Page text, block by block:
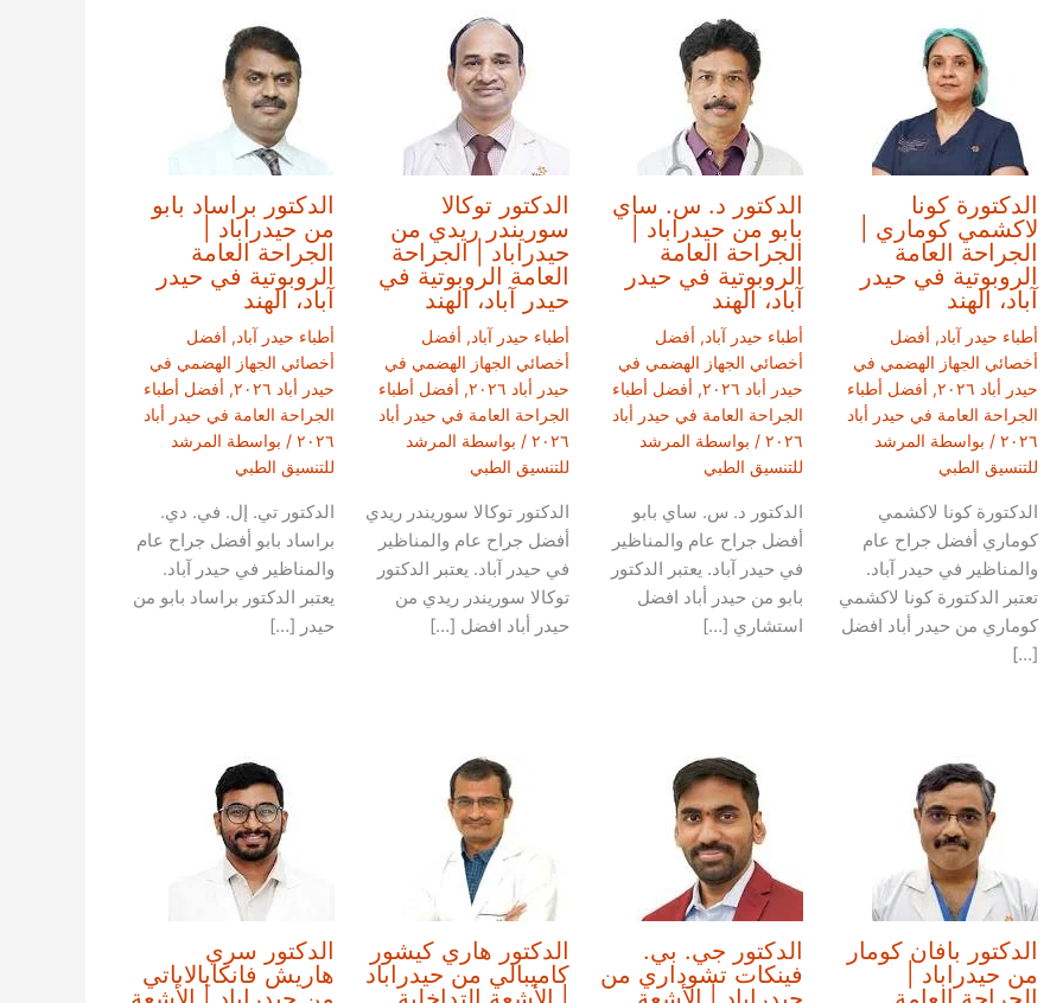
الدكتورة كونا
لاكشمي كوماري |
الجراحة العامة
الروبوتية في حيدر
آباد، الهند
أطباء حيدر آباد, أفضل
أخصائي الجهاز الهضمي في
حيدر أباد ٢٠٢٦
, أفضل أطباء
الجراحة العامة في حيدر أباد
٢٠٢٦ / بواسطة المرشد
للتنسيق الطبي
الدكتورة كونا لاكشمي
كوماري أفضل جراح عام
والمناظير في حيدر آباد.
تعتبر الدكتورة كونا لاكشمي
كوماري من حيدر أباد افضل
[…]
الدكتور د. س. ساي
بابو من حيدراباد |
الجراحة العامة
الروبوتية في حيدر
آباد، الهند
أطباء حيدر آباد, أفضل
أخصائي الجهاز الهضمي في
حيدر أباد ٢٠٢٦
, أفضل أطباء
الجراحة العامة في حيدر أباد
٢٠٢٦ / بواسطة المرشد
للتنسيق الطبي
الدكتور د. س. ساي بابو
أفضل جراح عام والمناظير
في حيدر آباد. يعتبر الدكتور
بابو من حيدر أباد افضل
استشاري […]
الدكتور توكالا
سوريندر ريدي من
حيدراباد | الجراحة
العامة الروبوتية في
حيدر آباد، الهند
أطباء حيدر آباد, أفضل
أخصائي الجهاز الهضمي في
حيدر أباد ٢٠٢٦
, أفضل أطباء
الجراحة العامة في حيدر أباد
٢٠٢٦ / بواسطة المرشد
للتنسيق الطبي
الدكتور توكالا سوريندر ريدي
أفضل جراح عام والمناظير
في حيدر آباد. يعتبر الدكتور
توكالا سوريندر ريدي من
حيدر أباد افضل […]
الدكتور براساد بابو
من حيدراباد |
الجراحة العامة
الروبوتية في حيدر
آباد، الهند
أطباء حيدر آباد, أفضل
أخصائي الجهاز الهضمي في
حيدر أباد ٢٠٢٦
, أفضل أطباء
الجراحة العامة في حيدر أباد
٢٠٢٦ / بواسطة المرشد
للتنسيق الطبي
الدكتور تي. إل. في. دي.
براساد بابو أفضل جراح عام
والمناظير في حيدر آباد.
يعتبر الدكتور براساد بابو من
حيدر […]
الدكتور بافان كومار
من حيدراباد |
الدكتور جي. بي.
فينكات تشوداري من
الدكتور هاري كيشور
كاميبالي من حيدراباد
الدكتور سري
هاريش فانكايالاباتي